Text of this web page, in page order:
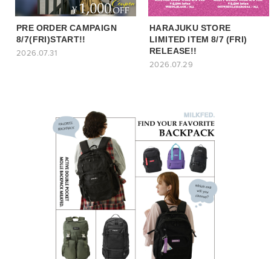
PRE ORDER CAMPAIGN
8/7(FRI)START!!
2026.07.31
HARAJUKU STORE
LIMITED ITEM 8/7 (FRI)
RELEASE!!
2026.07.29